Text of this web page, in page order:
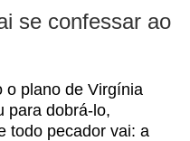
se confessar ao
o plano de Virgínia
para dobrá-lo,
todo pecador vai: a